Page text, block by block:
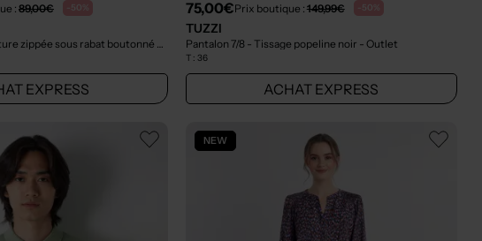
: 89,00€ -50%
Pantalon 7/8 - Fermeture zippée sous rabat boutonné bleu - Outlet
EXPRESS
75,00€Prix boutique : 149,99€ -50%
TUZZI
Pantalon 7/8 - Tissage popeline noir - Outlet
T : 36
ACHAT EXPRESS
NEW